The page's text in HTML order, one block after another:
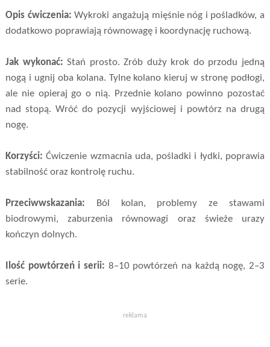
Opis ćwiczenia: Wykroki angażują mięśnie nóg i pośladków, a
dodatkowo poprawiają równowagę i koordynację ruchową.
Jak wykonać: Stań prosto. Zrób duży krok do przodu jedną
nogą i ugnij oba kolana. Tylne kolano kieruj w stronę podłogi,
ale nie opieraj go o nią. Przednie kolano powinno pozostać
nad stopą. Wróć do pozycji wyjściowej i powtórz na drugą
nogę.
Korzyści: Ćwiczenie wzmacnia uda, pośladki i łydki, poprawia
stabilność oraz kontrolę ruchu.
Przeciwwskazania: Ból kolan, problemy ze stawami
biodrowymi, zaburzenia równowagi oraz świeże urazy
kończyn dolnych.
Ilość powtórzeń i serii: 8–10 powtórzeń na każdą nogę, 2–3
serie.
reklama